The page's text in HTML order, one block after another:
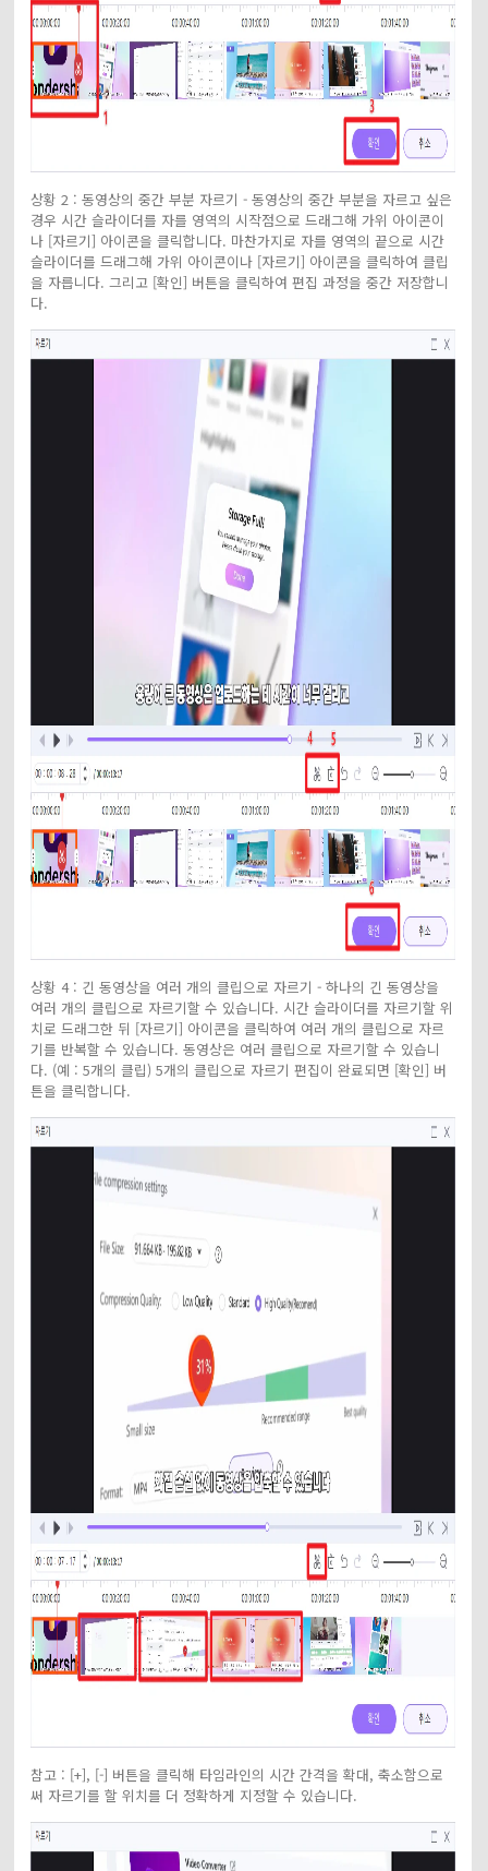
상황 2 : 동영상의 중간 부분 자르기 - 동영상의 중간 부분을 자르고 싶은
경우 시간 슬라이더를 자를 영역의 시작점으로 드래그해 가위 아이콘이
나 [자르기] 아이콘을 클릭합니다. 마찬가지로 자를 영역의 끝으로 시간
슬라이더를 드래그해 가위 아이콘이나 [자르기] 아이콘을 클릭하여 클립
을 자릅니다. 그리고 [확인] 버튼을 클릭하여 편집 과정을 중간 저장합니
다.
상황 4 : 긴 동영상을 여러 개의 클립으로 자르기 - 하나의 긴 동영상을
여러 개의 클립으로 자르기할 수 있습니다. 시간 슬라이더를 자르기할 위
치로 드래그한 뒤 [자르기] 아이콘을 클릭하여 여러 개의 클립으로 자르
기를 반복할 수 있습니다. 동영상은 여러 클립으로 자르기할 수 있습니
다. (예 : 5개의 클립) 5개의 클립으로 자르기 편집이 완료되면 [확인] 버
튼을 클릭합니다.
참고 : [+], [-] 버튼을 클릭해 타임라인의 시간 간격을 확대, 축소함으로
써 자르기를 할 위치를 더 정확하게 지정할 수 있습니다.